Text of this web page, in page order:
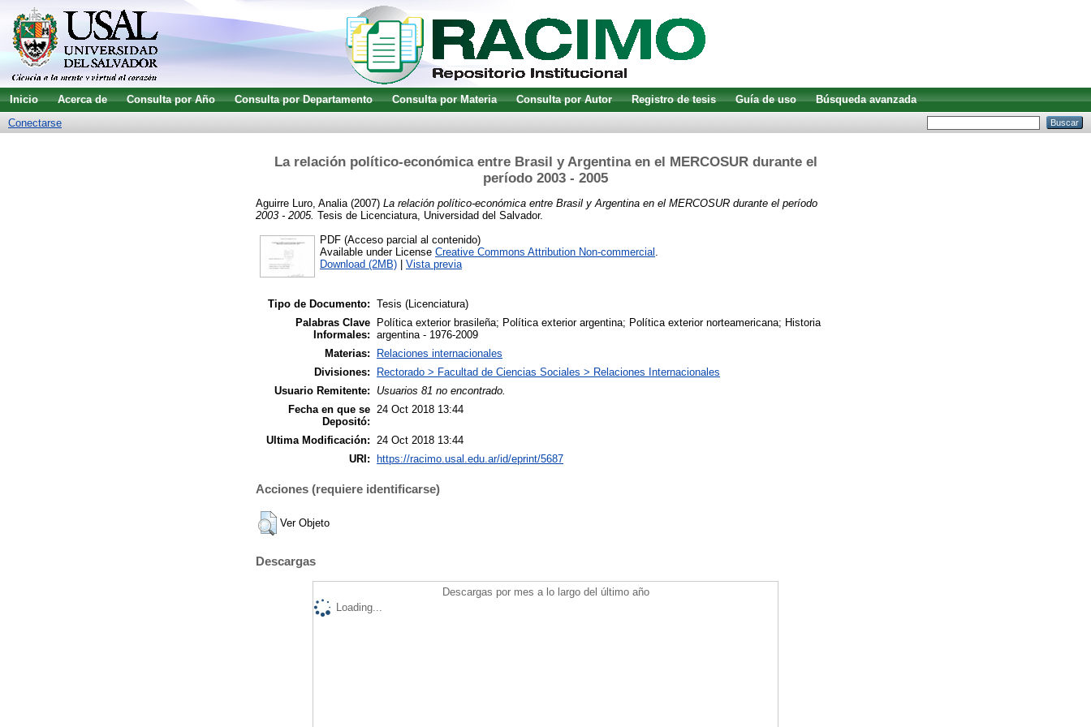
Inicio Acerca de Consulta por Año Consulta por Departamento Consulta por Materia Consulta por Autor Registro de tesis Guía de uso
Búsqueda avanzada
Conectarse
La relación político-económica entre Brasil y Argentina en el MERCOSUR durante el
período 2003 - 2005
Aguirre Luro, Analia (2007) La relación político-económica entre Brasil y Argentina en el MERCOSUR durante el período
2003 - 2005. Tesis de Licenciatura, Universidad del Salvador.
PDF (Acceso parcial al contenido)
Available under License Creative Commons Attribution Non-commercial .
Download (2MB)
Vista previa
Tipo de Documento: Tesis (Licenciatura)
Palabras Clave
Informales:
Política exterior brasileña; Política exterior argentina; Política exterior norteamericana; Historia
argentina - 1976-2009
Materias:
Relaciones internacionales
Divisiones:
Rectorado > Facultad de Ciencias Sociales > Relaciones Internacionales
Usuario Remitente:
Usuarios 81 no encontrado.
Fecha en que se
Depositó:
24 Oct 2018 13:44
Ultima Modificación: 24 Oct 2018 13:44
URI:
https://racimo.usal.edu.ar/id/eprint/5687
Acciones (requiere identificarse)
Ver Objeto
Descargas
Descargas por mes a lo largo del último año
Loading...